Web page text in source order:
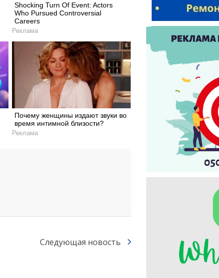
Shocking Turn Of Event: Actors
Who Pursued Controversial
Careers
Реклама
Почему женщины издают звуки во
время интимной близости?
Реклама
Следующая новость